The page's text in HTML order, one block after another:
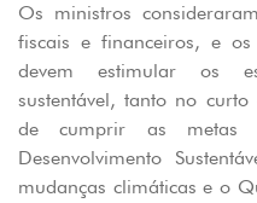
Os ministros
fiscais e financeiros, e os
devem estimular os
sustentável, tanto no
de cumprir as
Desenvolvimento
mudanças climáticas e o